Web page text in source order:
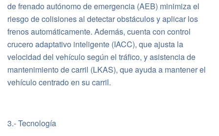
de frenado autónomo de emergencia (AEB) minimiza el
riesgo de colisiones al detectar obstáculos y aplicar los
frenos automáticamente. Además, cuenta con control
crucero adaptativo inteligente (IACC), que ajusta la
velocidad del vehículo según el tráfico, y asistencia de
mantenimiento de carril (LKAS), que ayuda a mantener el
vehículo centrado en su carril.
3.- Tecnología